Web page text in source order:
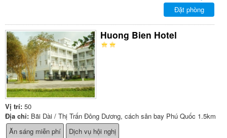
Đặt phòng
Huong Bien Hotel
Vị trí: 50
Địa chỉ: Bãi Dài / Thị Trấn Đông Dương, cách sân bay Phú Quốc 1.5km
Ăn sáng miễn phí
Dịch vụ hội nghị